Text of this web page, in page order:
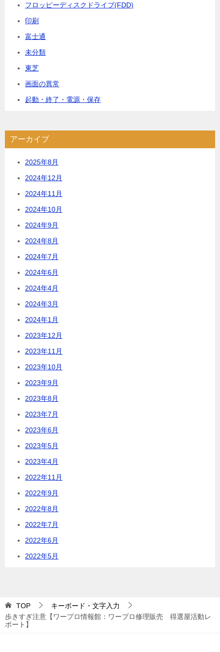
フロッピーディスクドライブ(FDD)
印刷
富士通
未分類
東芝
画面の異常
起動・終了・電源・保存
アーカイブ
2025年8月
2024年12月
2024年11月
2024年10月
2024年9月
2024年8月
2024年7月
2024年6月
2024年4月
2024年3月
2024年1月
2023年12月
2023年11月
2023年10月
2023年9月
2023年8月
2023年7月
2023年6月
2023年5月
2023年4月
2022年11月
2022年9月
2022年8月
2022年7月
2022年6月
2022年5月
TOP
キーボード・文字入力
歩きすぎ注意【ワープロ情報館：ワープロ修理販売 得選屋活動レ
ポート】